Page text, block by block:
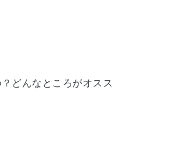
どんなところがオスス